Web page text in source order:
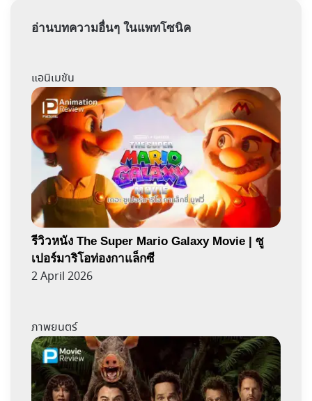
อ่านบทความอื่นๆ ในแพทโซนิค
แอนิเมชัน
รีวิวหนัง The Super Mario Galaxy Movie | ซู
เปอร์มาริโอท่องกาแล็กซี
2 April 2026
ภาพยนตร์